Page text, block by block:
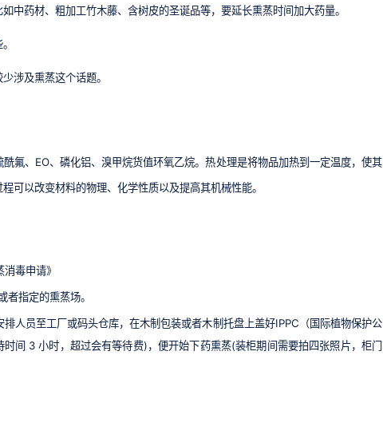
中药材、粗加工竹木藤、含树皮的圣诞品等，要延长熏蒸时间加大药量。
涉及熏蒸这个话题。
氟、EO、磷化铝、溴甲烷货值环氧乙烷。热处理是将物品加热到一定温度，使其
可以改变材料的物理、化学性质以及提高其机械性能。
毒申请》
指定的熏蒸场。
人员至工厂或码头仓库，在木制包装或者木制托盘上盖好IPPC（国际植物保护公
间 3 小时，超过会有等待费)，便开始下药熏蒸(装柜期间需要拍四张照片，柜门